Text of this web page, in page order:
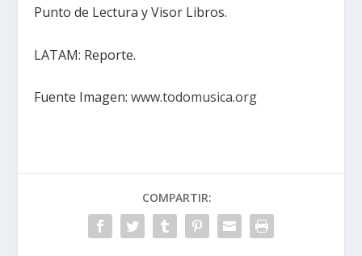
Punto de Lectura y Visor Libros.
LATAM: Reporte.
Fuente Imagen:www.todomusica.org
COMPARTIR: